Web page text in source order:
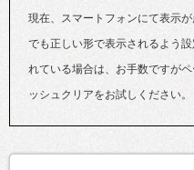
現在、スマートフォンにて表示
でも正しい形で表示されるよう
れている場合は、お手数ですが
ッシュクリアをお試しください。